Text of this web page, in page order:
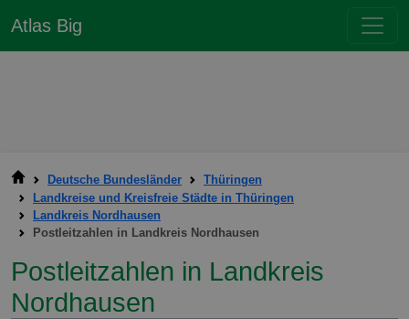
Atlas Big
Deutsche Bundesländer
Thüringen
Landkreise und Kreisfreie Städte in Thüringen
Landkreis Nordhausen
Postleitzahlen in Landkreis Nordhausen
Postleitzahlen in Landkreis
Nordhausen